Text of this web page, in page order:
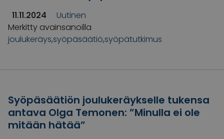
11.11.2024
Uutinen
Merkitty avainsanoilla
joulukeräys,syöpäsäätiö,syöpätutkimus
Syöpäsäätiön joulukeräykselle tukensa
antava Olga Temonen: ”Minulla ei ole
mitään hätää”